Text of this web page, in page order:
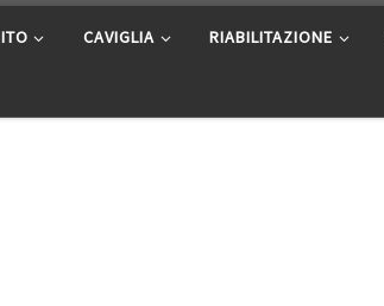
CAVIGLIA RIABILITAZIONE